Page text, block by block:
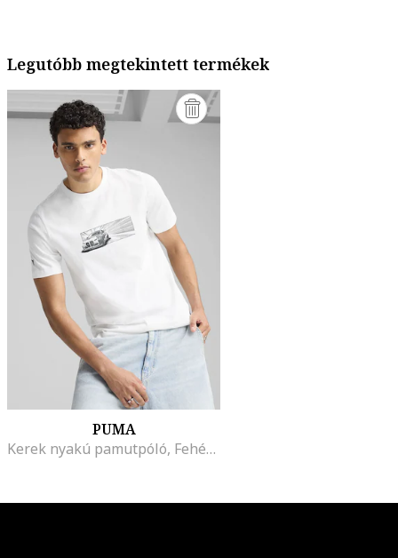
Legutóbb megtekintett termékek
PUMA
Kerek nyakú pamutpóló, Fehér/Sötétszürke